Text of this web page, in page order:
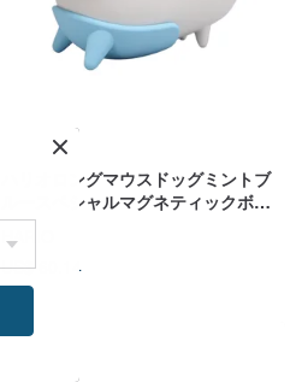
ハリオロングマウスドッグミントブ
ルースペシャルマグネティックボウ
ル/ PTSC-LMIBU
HARIO
US$ 60.14